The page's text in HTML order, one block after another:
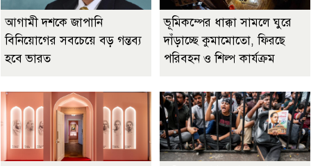
আগামী দশকে জাপানি
বিনিয়োগের সবচেয়ে বড় গন্তব্য
হবে ভারত
ভূমিকম্পের ধাক্কা সামলে ঘুরে
দাঁড়াচ্ছে কুমামোতো, ফিরছে
পরিবহন ও শিল্প কার্যক্রম